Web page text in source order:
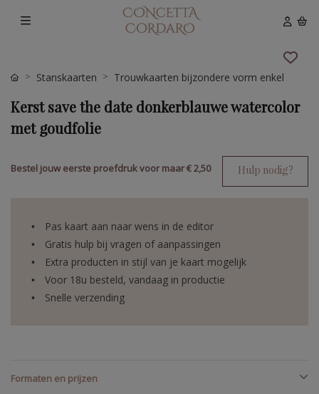
Stanskaarten Trouwkaarten bijzondere vorm enkel
Kerst save the date donkerblauwe watercolor
met goudfolie
Bestel jouw eerste proefdruk voor maar€ 2,50 Hulp nodig?
Pas kaart aan naar wens in de editor
Gratis hulp bij vragen of aanpassingen
Extra producten in stijl van je kaart mogelijk
Voor 18u besteld, vandaag in productie
Snelle verzending
Formaten en prijzen